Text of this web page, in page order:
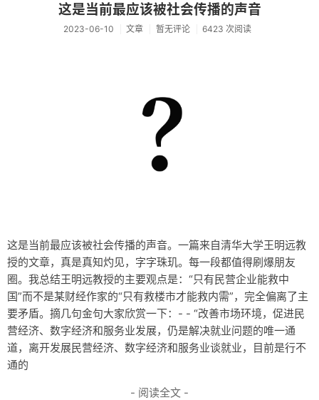
这是当前最应该被社会传播的声音
2023-06-10 文章 暂无评论 6423 次阅读
这是当前最应该被社会传播的声音。一篇来自清华大学王明远教
授的文章，真是真知灼见，字字珠玑。每一段都值得刷爆朋友
圈。我总结王明远教授的主要观点是：“只有民营企业能救中
国”而不是某财经作家的“只有救楼市才能救内需”，完全偏离了主
要矛盾。摘几句金句大家欣赏一下：- - “改善市场环境，促进民
营经济、数字经济和服务业发展，仍是解决就业问题的唯一通
道，离开发展民营经济、数字经济和服务业谈就业，目前是行不
通的
- 阅读全文 -